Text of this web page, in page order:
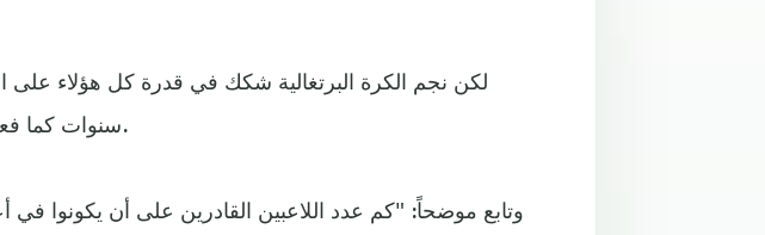
لكن نجم الكرة البرتغالية شكك في قدرة كل هؤلاء على
سنوات كما فعل هو مع "البرغوث" ليونيل ميسي.